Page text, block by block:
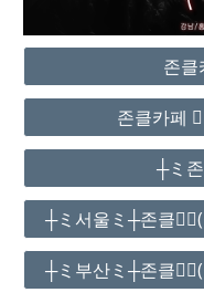
존클
존클카페
┼ミ
┼ミ서울ミ┼존클
┼ミ부산ミ┼존클